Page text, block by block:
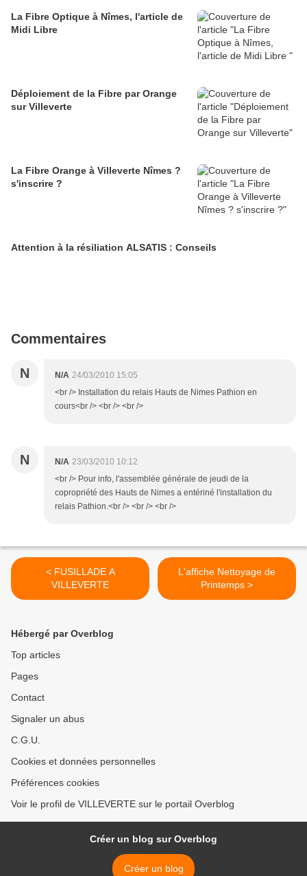
La Fibre Optique à Nîmes, l'article de
Midi Libre
Déploiement de la Fibre par Orange
sur Villeverte
La Fibre Orange à Villeverte Nîmes ?
s'inscrire ?
Attention à la résiliation ALSATIS : Conseils
Commentaires
N N/A 24/03/2010 15:05
<br /> Installation du relais Hauts de Nimes Pathion en
cours<br /> <br /> <br />
N N/A 23/03/2010 10:12
<br /> Pour info, l'assemblée générale de jeudi de la
copropriété des Hauts de Nimes a entériné l'installation du
relais Pathion.<br /> <br /> <br />
< FUSILLADE A
VILLEVERTE
L'affiche Nettoyage de
Printemps >
Hébergé par Overblog
Top articles
Pages
Contact
Signaler un abus
C.G.U.
Cookies et données personnelles
Préférences cookies
Voir le profil de VILLEVERTE sur le portail Overblog
Créer un blog sur Overblog
Créer un blog